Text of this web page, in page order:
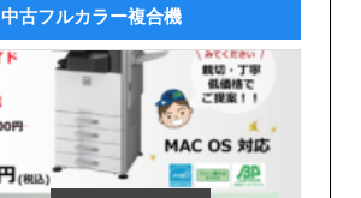
中古フルカラー複合機